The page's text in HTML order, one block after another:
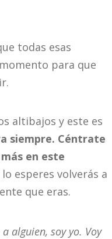
todas esas
para que
altibajos y este es
siempre. Céntrate
en este
esperes volverás a
que eras.
alguien, soy yo. Voy